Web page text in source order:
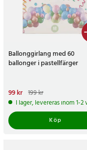
-
Ballonggirlang med 60
ballonger i pastellfärger
Nuvarande pris
pris:199 kr
99 kr 199 kr
I lager, levereras inom 1-2
Köp